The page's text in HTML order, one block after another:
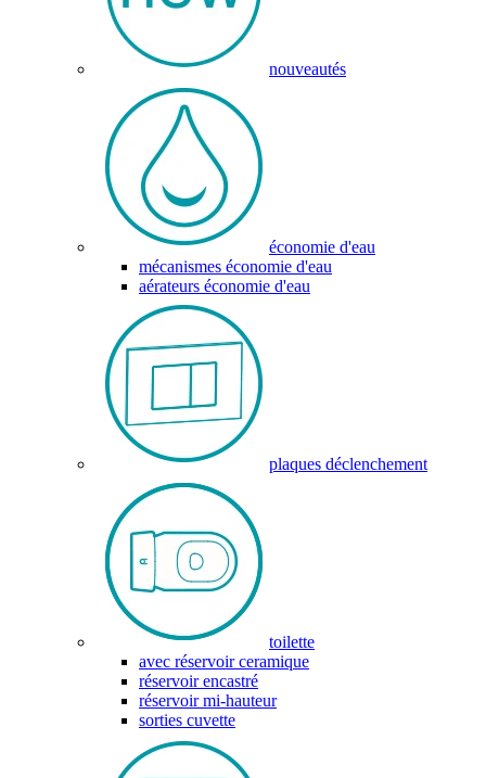
nouveautés
économie d'eau
mécanismes économie d'eau
aérateurs économie d'eau
plaques déclenchement
toilette
avec réservoir ceramique
réservoir encastré
réservoir mi-hauteur
sorties cuvette